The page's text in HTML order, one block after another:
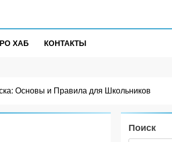
ХАБ КОНТАКТЫ
Основы и Правила для Школьников
Поиск